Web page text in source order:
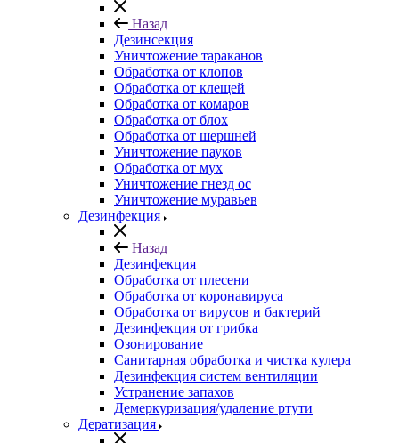
Назад
Дезинсекция
Уничтожение тараканов
Обработка от клопов
Обработка от клещей
Обработка от комаров
Обработка от блох
Обработка от шершней
Уничтожение пауков
Обработка от мух
Уничтожение гнезд ос
Уничтожение муравьев
Дезинфекция
Назад
Дезинфекция
Обработка от плесени
Обработка от коронавируса
Обработка от вирусов и бактерий
Дезинфекция от грибка
Озонирование
Санитарная обработка и чистка кулера
Дезинфекция систем вентиляции
Устранение запахов
Демеркуризация/удаление ртути
Дератизация